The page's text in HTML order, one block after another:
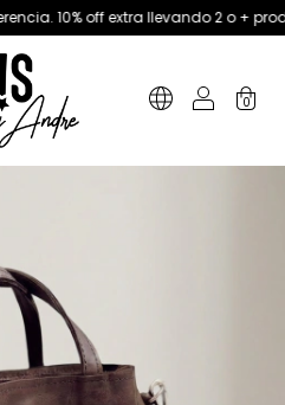
off extra llevando 2 o + productos
0